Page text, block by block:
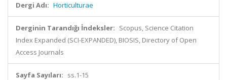
Dergi Adı: Horticulturae
Derginin Tarandığı İndeksler: Scopus, Science Citation
Index Expanded (SCI-EXPANDED), BIOSIS, Directory of Open
Access Journals
Sayfa Sayıları: ss.1-15